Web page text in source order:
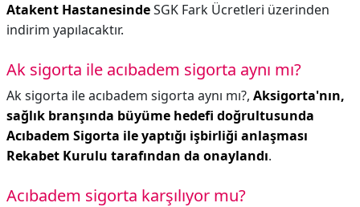
Atakent HastanesindeSGK Fark Ücretleri üzerinden
indirim yapılacaktır.
Ak sigorta ile acıbadem sigorta aynı mı?
Ak sigorta ile acıbadem sigorta aynı mı?, Aksigorta'nın,
sağlık branşında büyüme hedefi doğrultusunda
Acıbadem Sigorta ile yaptığı işbirliği anlaşması
Rekabet Kurulu tarafından da onaylandı.
Acıbadem sigorta karşılıyor mu?